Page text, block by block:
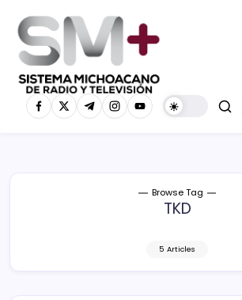
Browse Tag
TKD
5 Articles